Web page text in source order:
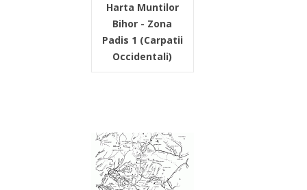
Harta Muntilor
Bihor - Zona
Padis 1 (Carpatii
Occidentali)